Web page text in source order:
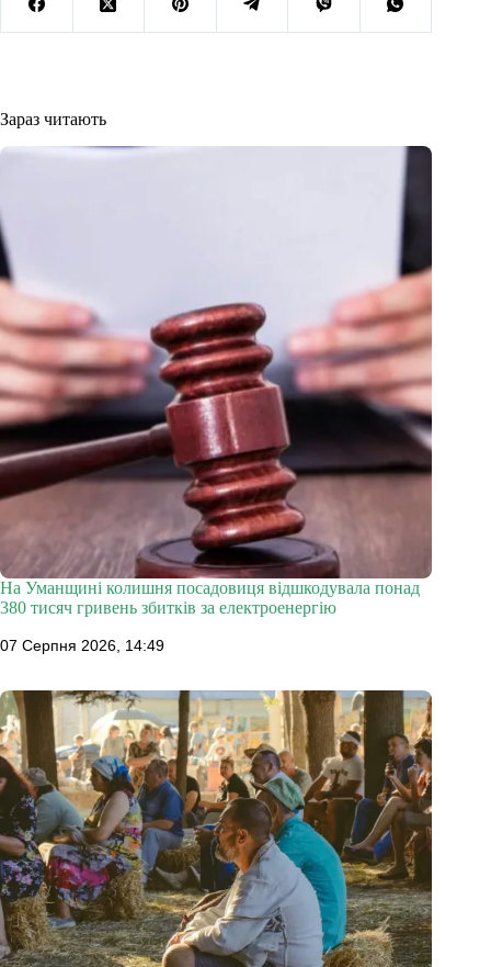
Зараз читають
На Уманщині колишня посадовиця відшкодувала понад
380 тисяч гривень збитків за електроенергію
07 Серпня 2026, 14:49